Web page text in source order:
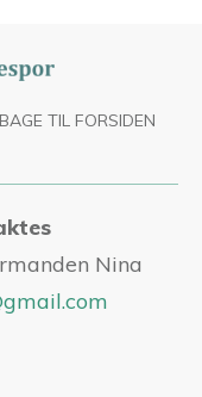
TIL FORSIDEN
Nina